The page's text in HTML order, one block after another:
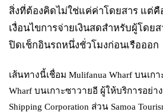
สิ่งที่ต้องคิดไม่ใช่แค่ค่าโดยสาร แต่
เงื่อนไขการจ่ายเงินสดสำหรับผู้โดย
ปิดเช็กอินรถหนึ่งชั่วโมงก่อนเรือออก
เส้นทางนี้เชื่อม Mulifanua Wharf บนเกา
Wharf บนเกาะซาวายอี ผู้ให้บริการอย่า
Shipping Corporation ส่วน Samoa